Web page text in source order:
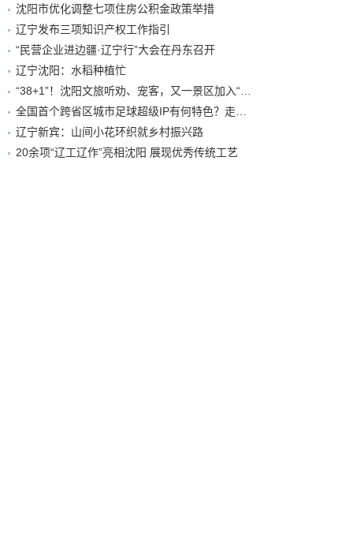
沈阳市优化调整七项住房公积金政策举措
辽宁发布三项知识产权工作指引
“民营企业进边疆·辽宁行”大会在丹东召开
辽宁沈阳：水稻种植忙
辽宁新宾：山间小花环织就乡村振兴路
20余项“辽工辽作”亮相沈阳 展现优秀传统工艺